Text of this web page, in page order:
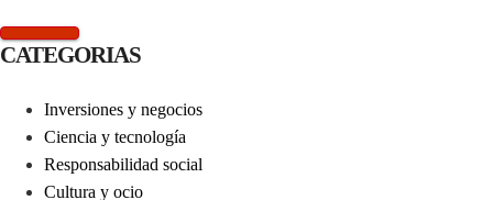
CATEGORIAS
Inversiones y negocios
Ciencia y tecnología
Responsabilidad social
Cultura y ocio